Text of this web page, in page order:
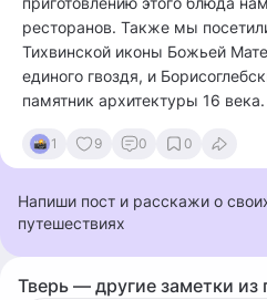
ресторанов. Также мы
Тихвинской иконы Божьей
единого гвоздя, и
памятник архитектуры 16 века.
1 9 0 0
Напиши пост и расскажи о
путешествиях
Тверь — другие заметки из